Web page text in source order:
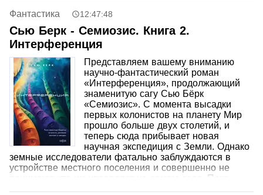
противостоять чужой глупости.
Это история нетипичного попаданца, которому вместо
легких побед досталась смертельно опасная борьба
на передовой зарождающейся военной авиации.
Фантастика 12:47:48
Сью Берк - Семиозис. Книга 2.
Интерференция
Представляем вашему вниманию
научно-фантастический роман
«Интерференция», продолжающий
знаменитую сагу Сью Бёрк
«Семиозис». С момента высадки
первых колонистов на планету Мир
прошло больше двух столетий, и
теперь сюда прибывает новая
научная экспедиция с Земли. Однако
земные исследователи фатально заблуждаются в
устройстве местного поселения и совершенно не
понимают, кто им управляет на самом деле. Пока